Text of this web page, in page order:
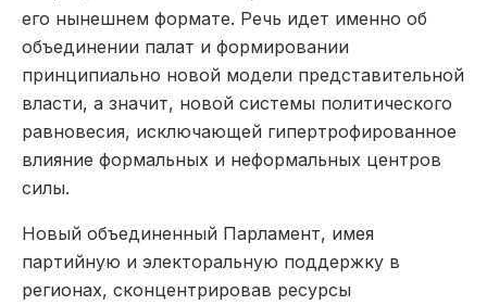
его нынешнем формате. Речь идет именно об
объединении палат и формировании
принципиально новой модели представительной
власти, а значит, новой системы политичес­кого
равновесия, исключающей гипертрофированное
влияние формальных и неформальных центров
силы.
Новый объединенный Парламент, имея
партийную и электоральную поддержку в
регионах, сконцентрировав ресурсы